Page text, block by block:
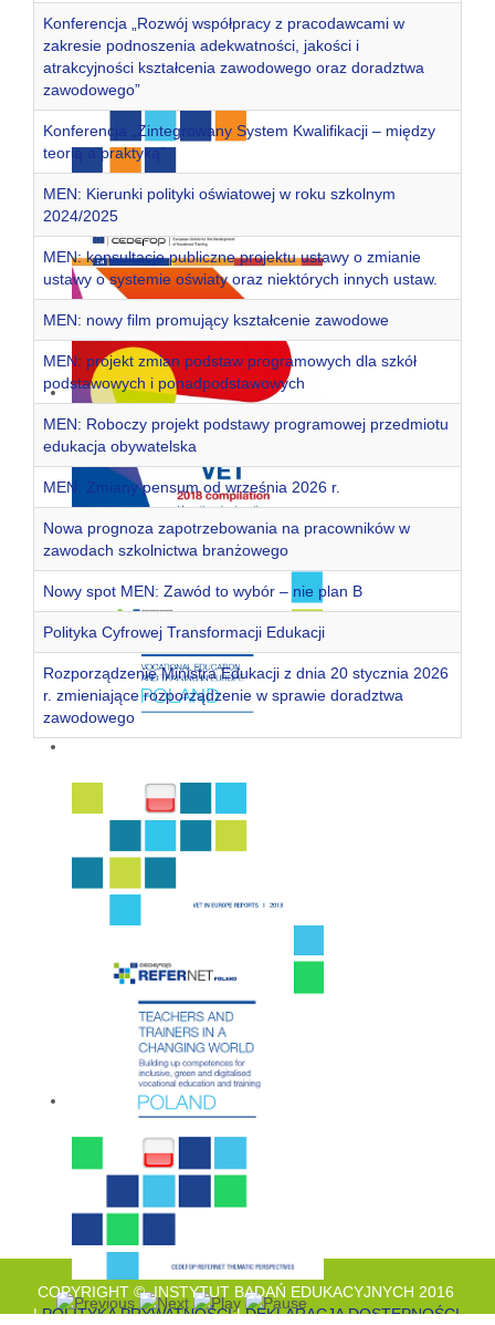
Konferencja „Rozwój współpracy z pracodawcami w
zakresie podnoszenia adekwatności, jakości i
atrakcyjności kształcenia zawodowego oraz doradztwa
zawodowego”
Konferencja „Zintegrowany System Kwalifikacji – między
teorią a praktyką”
MEN: Kierunki polityki oświatowej w roku szkolnym
2024/2025
MEN: konsultacje publiczne projektu ustawy o zmianie
ustawy o systemie oświaty oraz niektórych innych ustaw.
MEN: nowy film promujący kształcenie zawodowe
MEN: projekt zmian podstaw programowych dla szkół
podstawowych i ponadpodstawowych
MEN: Roboczy projekt podstawy programowej przedmiotu
edukacja obywatelska
MEN: Zmiany pensum od września 2026 r.
Nowa prognoza zapotrzebowania na pracowników w
zawodach szkolnictwa branżowego
Nowy spot MEN: Zawód to wybór – nie plan B
Polityka Cyfrowej Transformacji Edukacji
Rozporządzenie Ministra Edukacji z dnia 20 stycznia 2026
r. zmieniające rozporządzenie w sprawie doradztwa
zawodowego
COPYRIGHT © INSTYTUT BADAŃ EDUKACYJNYCH 2016
|POLITYKA PRYWATNOŚCI|DEKLARACJA DOSTĘPNOŚCI